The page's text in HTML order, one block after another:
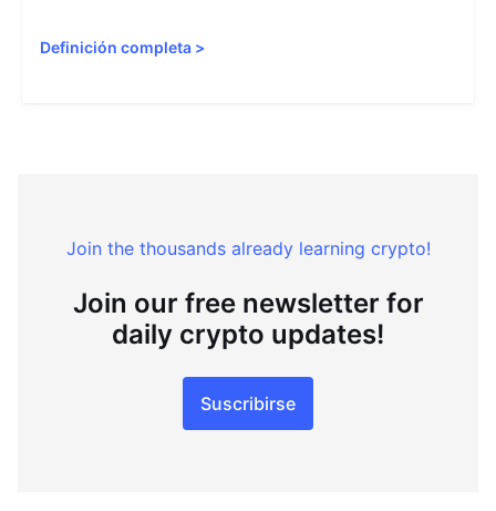
Definición completa >
Join the thousands already learning crypto!
Join our free newsletter for
daily crypto updates!
Suscribirse